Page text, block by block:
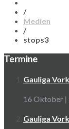
/
Medien
/
stops3
Termine
Gauliga
16 Oktober |
Gauliga